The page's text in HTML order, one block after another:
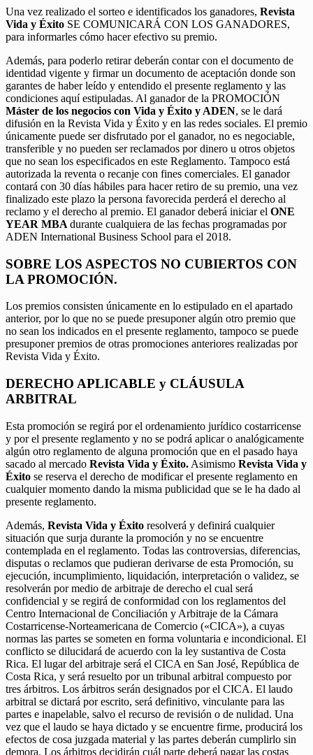
Una vez realizado el sorteo e identificados los ganadores, Revista
Vida y Éxito SE COMUNICARÁ CON LOS GANADORES,
para informarles cómo hacer efectivo su premio.
Además, para poderlo retirar deberán contar con el documento de
identidad vigente y firmar un documento de aceptación donde son
garantes de haber leído y entendido el presente reglamento y las
condiciones aquí estipuladas. Al ganador de la PROMOCIÓN
Máster de los negocios con Vida y Éxito y ADEN, se le dará
difusión en la Revista Vida y Éxito y en las redes sociales. El premio
únicamente puede ser disfrutado por el ganador, no es negociable,
transferible y no pueden ser reclamados por dinero u otros objetos
que no sean los especificados en este Reglamento. Tampoco está
autorizada la reventa o recanje con fines comerciales. El ganador
contará con 30 días hábiles para hacer retiro de su premio, una vez
finalizado este plazo la persona favorecida perderá el derecho al
reclamo y el derecho al premio. El ganador deberá iniciar el ONE
YEAR MBA durante cualquiera de las fechas programadas por
ADEN International Business School para el 2018.
SOBRE LOS ASPECTOS NO CUBIERTOS CON
LA PROMOCIÓN.
Los premios consisten únicamente en lo estipulado en el apartado
anterior, por lo que no se puede presuponer algún otro premio que
no sean los indicados en el presente reglamento, tampoco se puede
presuponer premios de otras promociones anteriores realizadas por
Revista Vida y Éxito.
DERECHO APLICABLE y CLÁUSULA
ARBITRAL
Esta promoción se regirá por el ordenamiento jurídico costarricense
y por el presente reglamento y no se podrá aplicar o analógicamente
algún otro reglamento de alguna promoción que en el pasado haya
sacado al mercado Revista Vida y Éxito. Asimismo Revista Vida y
Éxito se reserva el derecho de modificar el presente reglamento en
cualquier momento dando la misma publicidad que se le ha dado al
presente reglamento.
Además, Revista Vida y Éxito resolverá y definirá cualquier
situación que surja durante la promoción y no se encuentre
contemplada en el reglamento. Todas las controversias, diferencias,
disputas o reclamos que pudieran derivarse de esta Promoción, su
ejecución, incumplimiento, liquidación, interpretación o validez, se
resolverán por medio de arbitraje de derecho el cual será
confidencial y se regirá de conformidad con los reglamentos del
Centro Internacional de Conciliación y Arbitraje de la Cámara
Costarricense-Norteamericana de Comercio («CICA»), a cuyas
normas las partes se someten en forma voluntaria e incondicional. El
conflicto se dilucidará de acuerdo con la ley sustantiva de Costa
Rica. El lugar del arbitraje será el CICA en San José, República de
Costa Rica, y será resuelto por un tribunal arbitral compuesto por
tres árbitros. Los árbitros serán designados por el CICA. El laudo
arbitral se dictará por escrito, será definitivo, vinculante para las
partes e inapelable, salvo el recurso de revisión o de nulidad. Una
vez que el laudo se haya dictado y se encuentre firme, producirá los
efectos de cosa juzgada material y las partes deberán cumplirlo sin
demora. Los árbitros decidirán cuál parte deberá pagar las costas